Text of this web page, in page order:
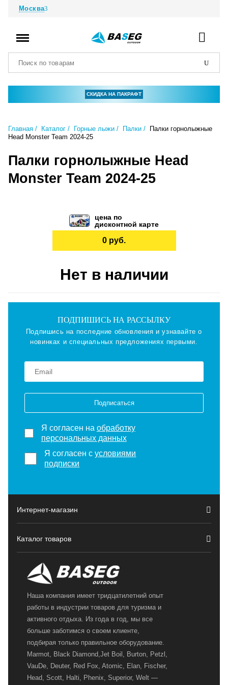
Москва
СКИДКА НА ПАКРАФТ
Главная Каталог Горные лыжи Палки
Палки горнолыжные
Head Monster Team 2024-25
Палки горнолыжные Head
Monster Team 2024-25
цена по
дисконтной карте
0 руб.
Нет в наличии
ПОДПИШИСЬ НА РАССЫЛКУ
Подпишись на последние обновления и узнавайте о
новинках и специальных предложениях первыми.
Подписаться
Я согласен на обработку
персональных данных
Я согласен сусловиями
подписки
Интернет-магазин
Каталог товаров
Наша компания имеет тридцатилетний опыт
работы в индустрии товаров для туризма и
активного отдыха. Из года в год, мы все
больше заботимся о своем клиенте,
подбирая только правильное оборудование.
Marmot, Black Diamond,Jet Boil, Burton, Petzl,
VauDe, Deuter, Red Fox, Atomic, Elan, Fischer,
Head, Scott, Halti, Phenix, Superior, Welt —